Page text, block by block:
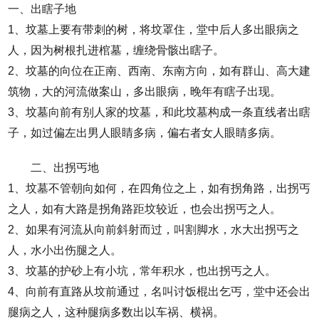
一、出瞎子地
1、坟墓上要有带刺的树，将坟罩住，堂中后人多出眼病之
人，因为树根扎进棺墓，缠绕骨骸出瞎子。
2、坟墓的向位在正南、西南、东南方向，如有群山、高大建
筑物，大的河流做案山，多出眼病，晚年有瞎子出现。
3、坟墓向前有别人家的坟墓，和此坟墓构成一条直线者出瞎
子，如过偏左出男人眼睛多病，偏右者女人眼睛多病。
二、出拐丐地
1、坟墓不管朝向如何，在四角位之上，如有拐角路，出拐丐
之人，如有大路是拐角路距坟较近，也会出拐丐之人。
2、如果有河流从向前斜射而过，叫割脚水，水大出拐丐之
人，水小出伤腿之人。
3、坟墓的护砂上有小坑，常年积水，也出拐丐之人。
4、向前有直路从坟前通过，名叫讨饭棍出乞丐，堂中还会出
腿病之人，这种腿病多数出以车祸、横祸。